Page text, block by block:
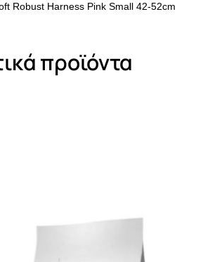
Robust Harness Pink Small 42-52cm
προϊόντα